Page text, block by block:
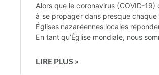
Alors que le coronavirus (COVID-19)
à se propager dans presque chaque
Églises nazaréennes locales
En tant qu’Église mondiale, nous
LIRE PLUS »